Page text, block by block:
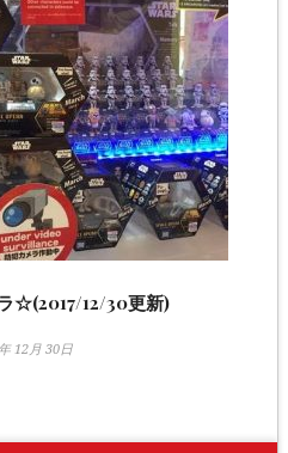
☆(2017/12/30更新)
12月 30日